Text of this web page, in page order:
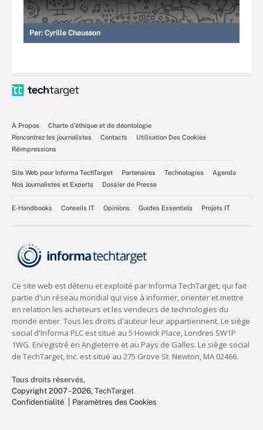
Par: Cyrille Chausson
À Propos
Charte d’éthique et de déontologie
Rencontrez les journalistes
Contacts
Utilisation Des Cookies
Réimpressions
Site Web pour Informa TechTarget Partenaires Technologies
Agenda
Nos Journalistes et Experts
Dossier de Presse
E-Handbooks Conseils IT Opinions Guides Essentiels Projets IT
Tous droits réservés,
Copyright 2007 - 2026, TechTarget
Confidentialité
Paramètres des Cookies